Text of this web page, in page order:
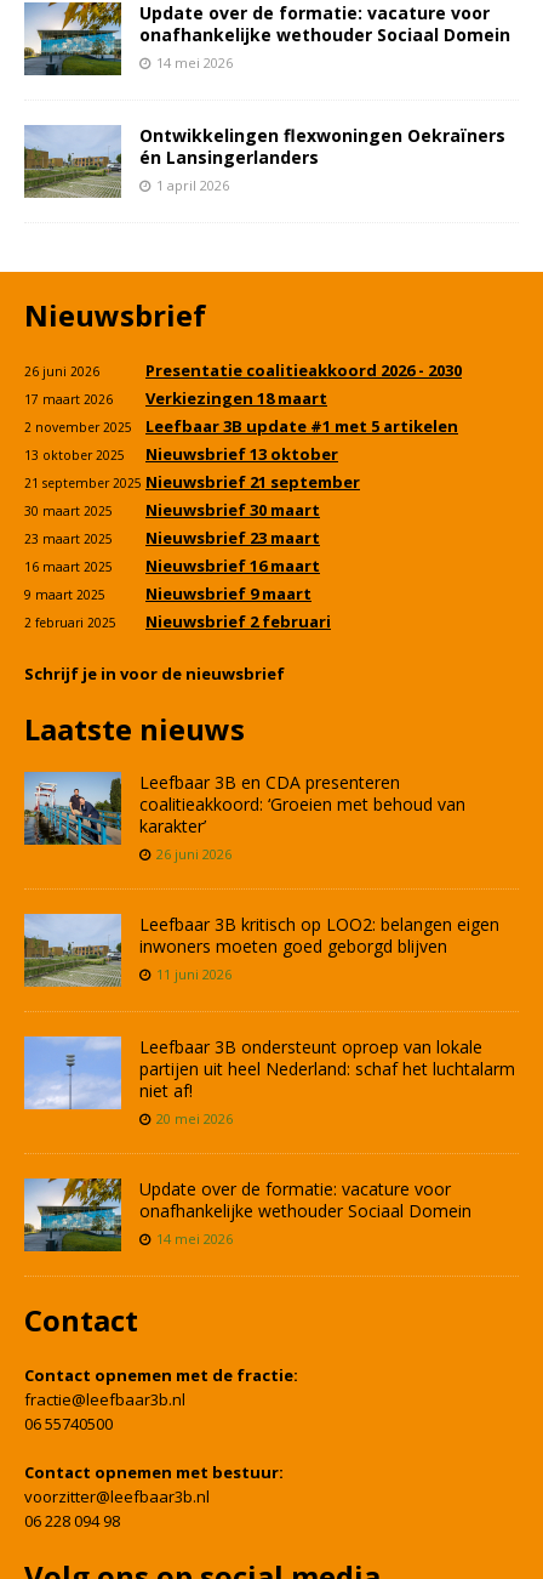
Update over de formatie: vacature voor
onafhankelijke wethouder Sociaal Domein
14 mei 2026
Ontwikkelingen flexwoningen Oekraïners
én Lansingerlanders
1 april 2026
Nieuwsbrief
26 juni 2026 Presentatie coalitieakkoord 2026 - 2030
17 maart 2026 Verkiezingen 18 maart
2 november 2025 Leefbaar 3B update #1 met 5 artikelen
13 oktober 2025 Nieuwsbrief 13 oktober
21 september 2025 Nieuwsbrief 21 september
30 maart 2025 Nieuwsbrief 30 maart
23 maart 2025 Nieuwsbrief 23 maart
16 maart 2025 Nieuwsbrief 16 maart
9 maart 2025 Nieuwsbrief 9 maart
2 februari 2025 Nieuwsbrief 2 februari
Schrijf je in voor de nieuwsbrief
Laatste nieuws
Leefbaar 3B en CDA presenteren
coalitieakkoord: ‘Groeien met behoud van
karakter’
26 juni 2026
Leefbaar 3B kritisch op LOO2: belangen eigen
inwoners moeten goed geborgd blijven
11 juni 2026
Leefbaar 3B ondersteunt oproep van lokale
partijen uit heel Nederland: schaf het luchtalarm
niet af!
20 mei 2026
Update over de formatie: vacature voor
onafhankelijke wethouder Sociaal Domein
14 mei 2026
Contact
Contact opnemen met de fractie:
fractie@leefbaar3b.nl
06 55740500
Contact opnemen met bestuur:
voorzitter@leefbaar3b.nl
06 228 094 98